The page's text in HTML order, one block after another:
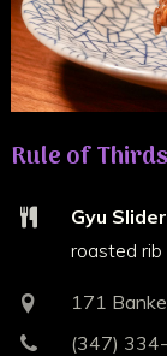
Rule of Thirds
Gyu Slider
roasted rib
171
(347)